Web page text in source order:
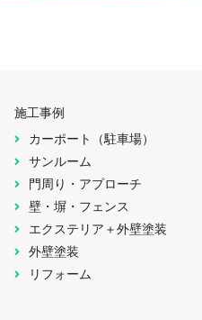
施工事例
カーポート（駐車場）
サンルーム
門周り・アプローチ
壁・塀・フェンス
エクステリア＋外壁塗装
外壁塗装
リフォーム